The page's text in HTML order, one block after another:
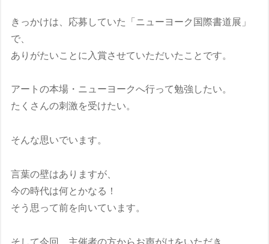
きっかけは、応募していた「ニューヨーク国際書道展」
で、
ありがたいことに入賞させていただいたことです。
アートの本場・ニューヨークへ行って勉強したい。
たくさんの刺激を受けたい。
そんな思いでいます。
言葉の壁はありますが、
今の時代は何とかなる！
そう思って前を向いています。
そして今回、主催者の方からお声がけをいただき、